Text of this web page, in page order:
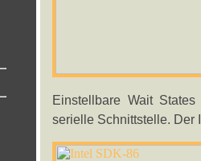
Einstellbare Wait
serielle Schnittstelle. Der